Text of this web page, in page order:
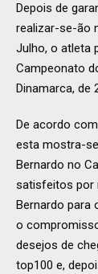
Depois de
realizar-se-ão
Julho, o atleta
Campeonato
Dinamarca, de
De acordo
esta mostra-
Bernardo no
satisfeitos por
Bernardo para
o
desejos de
top100 e,